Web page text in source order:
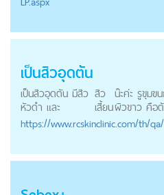
เป็นสิวอุดตัน
เป็นสิวอุดตัน มีสิว
หัวดำ และ
สิว
เสี้ยน
น๊ะค่ะ รูขุมข
ผิวขาว คือต้
https://www.rcskinclinic.com/th/